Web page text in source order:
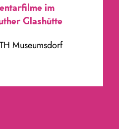
im
Glashütte
Museumsdorf